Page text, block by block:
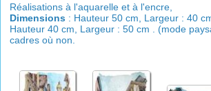
Réalisations à l'aquarelle et à l'encre,
Dimensions : Hauteur 50 cm, Largeur : 40
Hauteur 40 cm, Largeur : 50 cm . (mode
cadres où non.